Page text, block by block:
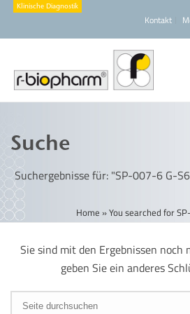
Kontakt
Suche
Suchergebnisse für: "SP-007-6 G-
Home »You searched for
Sie sind mit den Ergebnissen noch
geben Sie ein anderes